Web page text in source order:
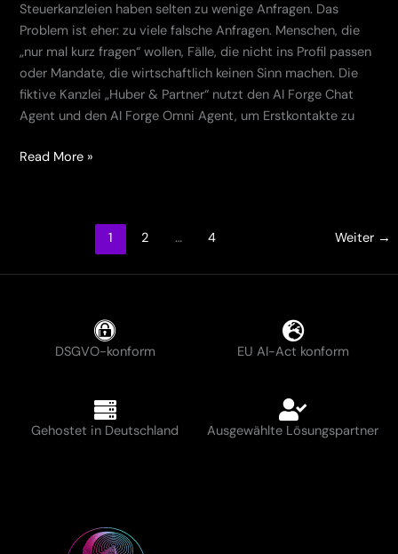
Steuerkanzleien haben selten zu wenige Anfragen. Das
Problem ist eher: zu viele falsche Anfragen. Menschen, die
„nur mal kurz fragen“ wollen, Fälle, die nicht ins Profil passen
oder Mandate, die wirtschaftlich keinen Sinn machen. Die
fiktive Kanzlei „Huber & Partner“ nutzt den AI Forge Chat
Agent und den AI Forge Omni Agent, um Erstkontakte zu
Read More »
1 2 … 4 Weiter →
DSGVO-konform EU AI-Act konform
Gehostet in Deutschland Ausgewählte Lösungspartner